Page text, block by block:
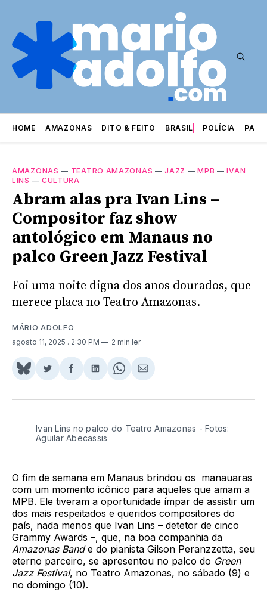
HOME AMAZONAS DITO & FEITO BRASIL POLÍCIA
AMAZONAS — TEATRO AMAZONAS —JAZZ —MPB —IVAN
LINS — CULTURA
Abram alas pra Ivan Lins –
Compositor faz show
antológico em Manaus no
palco Green Jazz Festival
Foi uma noite digna dos anos dourados, que
merece placa no Teatro Amazonas.
MÁRIO ADOLFO
agosto 11, 2025 . 2:30 PM 2 min ler
Share
BlueSky
Compartilhar
Twitter
Compartilhar
Facebook
Compartilhar
LinkedIn
Share
WhatsApp
Compartilhar
Email
Ivan Lins no palco do Teatro Amazonas - Fotos:
Aguilar Abecassis
O fim de semana em Manaus brindou os manauaras
com um momento icônico para aqueles que amam a
MPB. Ele tiveram a oportunidade ímpar de assistir um
dos mais respeitados e queridos compositores do
país, nada menos que Ivan Lins – detetor de cinco
Grammy Awards –, que, na boa companhia da
Amazonas Bande do pianista Gilson Peranzzetta, seu
eterno parceiro, se apresentou no palco do Green
Jazz Festival, no Teatro Amazonas, no sábado (9) e
no domingo (10).